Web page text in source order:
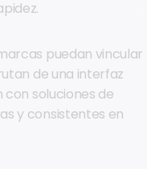
puedan vincular
de una interfaz
soluciones de
y consistentes en